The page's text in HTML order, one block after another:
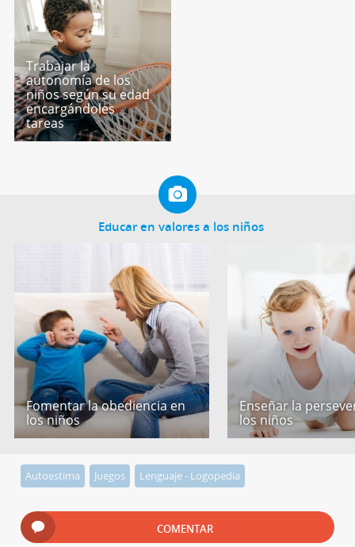
Trabajar la
autonomía de los
niños según su edad
encargándoles
tareas
Educar en valores a los niños
Fomentar la obediencia en
los niños
Enseñar la
los niños
Autoestima Juegos Lenguaje - Logopedia
COMENTAR